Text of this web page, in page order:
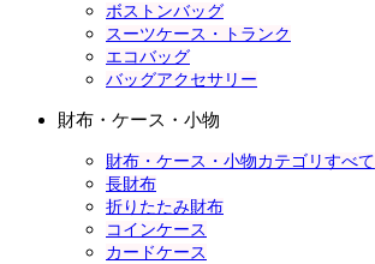
ボストンバッグ
スーツケース・トランク
エコバッグ
バッグアクセサリー
財布・ケース・小物
財布・ケース・小物カテゴリすべて
長財布
折りたたみ財布
コインケース
カードケース